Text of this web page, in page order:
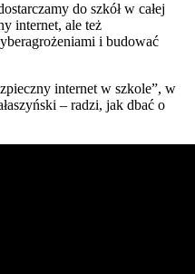
do szkół w całej
internet, ale też
i budować
internet w szkole”, w
– radzi, jak dbać o